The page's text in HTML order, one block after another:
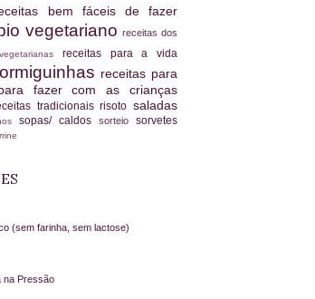
bem fáceis de fazer
vegetarianoreceitas dos
receitas para a vida
receitas para
fazer com as crianças
tradicionaisrisotosaladas
sopas/ caldos sorteio sorvetes
(sem farinha, sem lactose)
na Pressão